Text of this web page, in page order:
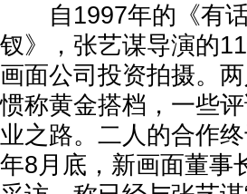
自1997年的《有话
钗》，张艺谋导演的
画面公司投资拍摄。
惯称黄金搭档，一些
业之路。二人的合作
年8月底，新画面董事